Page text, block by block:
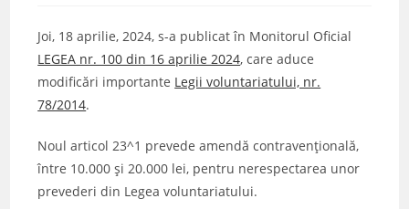
Joi, 18 aprilie, 2024, s-a publicat în Monitorul Oficial
LEGEA nr. 100 din 16 aprilie 2024, care aduce
modificări importante Legii voluntariatului, nr.
78/2014.
Noul articol 23^1 prevede amendă contravențională,
între 10.000 și 20.000 lei, pentru nerespectarea unor
prevederi din Legea voluntariatului.